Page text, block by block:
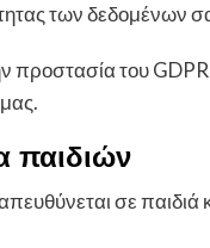
των δεδομένων
προστασία του
παιδιών
σε